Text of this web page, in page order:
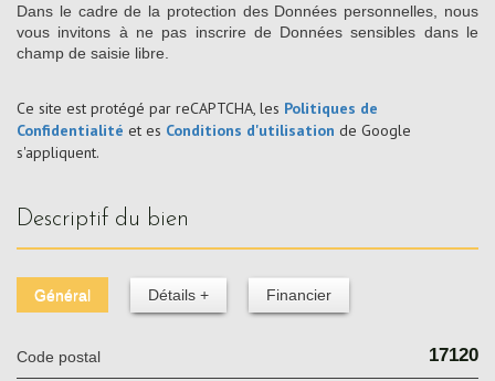
Dans le cadre de la protection des Données personnelles, nous
vous invitons à ne pas inscrire de Données sensibles dans le
champ de saisie libre.
Ce site est protégé par reCAPTCHA, les Politiques de
Confidentialité et es Conditions d'utilisation de Google
s'appliquent.
descriptif du bien
Général Détails + Financier
Code postal 17120